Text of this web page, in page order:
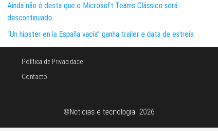
Ainda não é desta que o Microsoft Teams Clássico será
descontinuado
“Un hipster en la España vacía” ganha trailer e data de estreia
Política de Privacidade
Contacto
©Noticias e tecnologia 2026